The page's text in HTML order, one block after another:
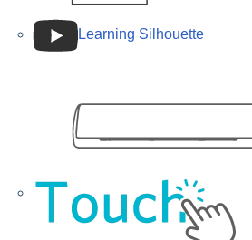
Learning Silhouette